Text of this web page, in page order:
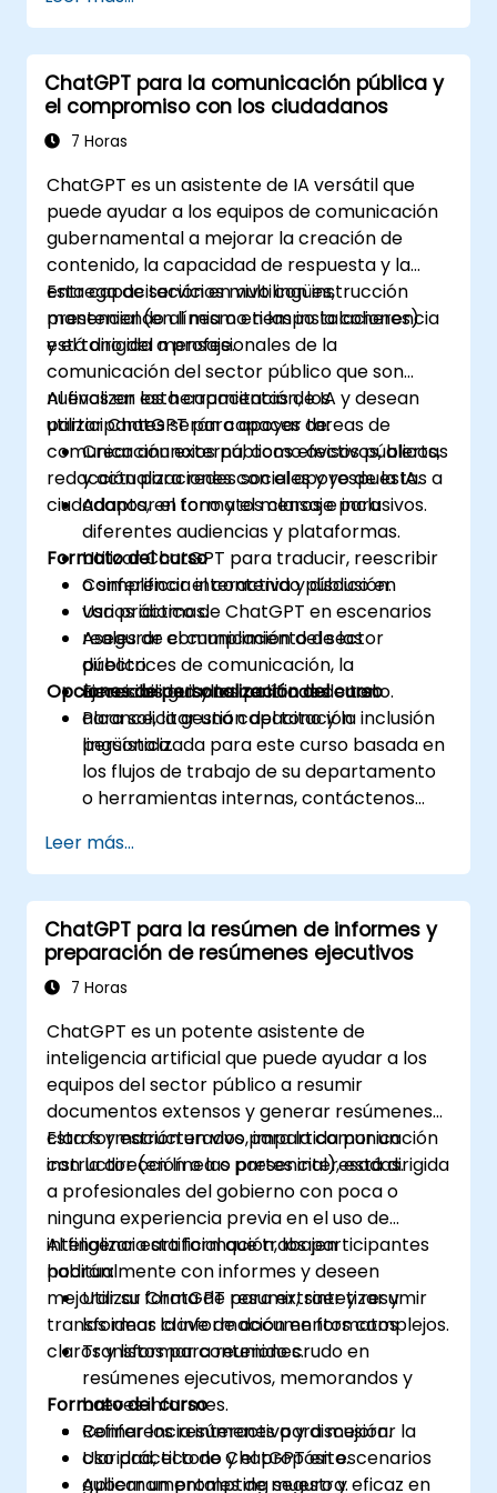
ChatGPT para la comunicación pública y
el compromiso con los ciudadanos
7 Horas
ChatGPT es un asistente de IA versátil que
puede ayudar a los equipos de comunicación
gubernamental a mejorar la creación de
contenido, la capacidad de respuesta y la
entrega de servicios multilingües,
manteniendo al mismo tiempo la coherencia
y el tono del mensaje.
Esta capacitación en vivo con instrucción
presencial (en línea o en las instalaciones)
está dirigida a profesionales de la
comunicación del sector público que son
nuevos en las herramientas de IA y desean
utilizar ChatGPT para apoyar tareas de
comunicación externa, como avisos públicos,
redacción para redes sociales y respuestas a
ciudadanos, en formatos claros e inclusivos.
Al finalizar esta capacitación, los
participantes serán capaces de:
Crear anuncios públicos efectivos, alertas
y actualizaciones con el apoyo de la IA.
Adaptar el tono y el mensaje para
diferentes audiencias y plataformas.
Utilizar ChatGPT para traducir, reescribir
o simplificar el contenido público en
varios idiomas.
Asegurar el cumplimiento de las
directrices de comunicación, la
accesibilidad y las políticas de tono.
Formato del curso
Conferencia interactiva y discusión.
Uso práctico de ChatGPT en escenarios
reales de comunicación del sector
público.
Ejercicios guiados centrados en el
alcance, la gestión del tono y la inclusión
lingüística.
Opciones de personalización del curso
Para solicitar una capacitación
personalizada para este curso basada en
los flujos de trabajo de su departamento
o herramientas internas, contáctenos
Leer más...
ChatGPT para la resúmen de informes y
preparación de resúmenes ejecutivos
7 Horas
ChatGPT es un potente asistente de
inteligencia artificial que puede ayudar a los
equipos del sector público a resumir
documentos extensos y generar resúmenes
claros y estructurados para la comunicación
con la dirección o las partes interesadas.
Esta formación en vivo, impartida por un
instructor (en línea o presencial), está dirigida
a profesionales del gobierno con poca o
ninguna experiencia previa en el uso de
inteligencia artificial que trabajen
habitualmente con informes y deseen
mejorar su forma de resumir, sintetizar y
transformar la información en formatos
claros y listos para reuniones.
Al finalizar esta formación, los participantes
podrán:
Utilizar ChatGPT para extraer y resumir
las ideas clave de documentos complejos.
Transformar contenido crudo en
resúmenes ejecutivos, memorandos y
breves informes.
Refinar los resúmenes para mejorar la
claridad, el tono y el propósito.
Aplicar un prompting seguro y eficaz en
Formato del curso
Conferencia interactiva y discusión.
Uso práctico de ChatGPT en escenarios
gubernamentales de muestra.